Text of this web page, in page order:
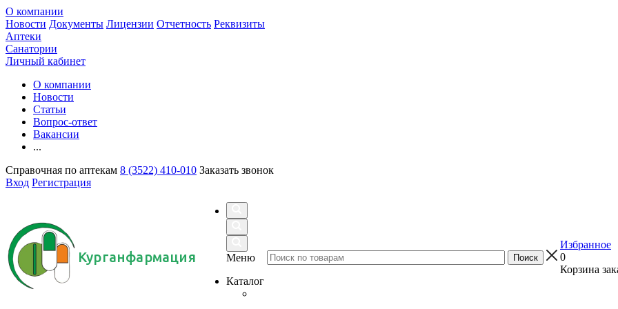
О компании
Новости Документы Лицензии Отчетность Реквизиты
Аптеки
Санатории
Личный кабинет
О компании
Новости
Статьи
Вопрос-ответ
Вакансии
...
Справочная по аптекам 8 (3522) 410-010 Заказать звонок
Вход Регистрация
Курганфармация
Меню
Каталог
Избранное
0
Корзина